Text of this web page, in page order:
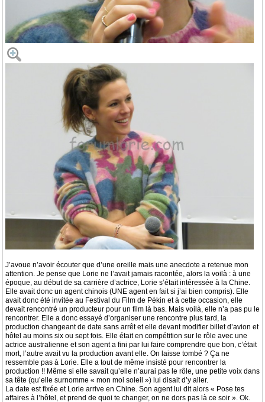
J’avoue n’avoir écouter que d’une oreille mais une anecdote a retenue mon
attention. Je pense que Lorie ne l’avait jamais racontée, alors la voilà : à une
époque, au début de sa carrière d’actrice, Lorie s’était intéressée à la Chine.
Elle avait donc un agent chinois (UNE agent en fait si j’ai bien compris). Elle
avait donc été invitée au Festival du Film de Pékin et à cette occasion, elle
devait rencontré un producteur pour un film là bas. Mais voilà, elle n’a pas pu le
rencontrer. Elle a donc essayé d’organiser une rencontre plus tard, la
production changeant de date sans arrêt et elle devant modifier billet d’avion et
hôtel au moins six ou sept fois. Elle était en compétition sur le rôle avec une
actrice australienne et son agent a fini par lui faire comprendre que bon, c’était
mort, l’autre avait vu la production avant elle. On laisse tombé ? Ça ne
ressemble pas à Lorie. Elle a tout de même insisté pour rencontrer la
production !! Même si elle savait qu’elle n’aurai pas le rôle, une petite voix dans
sa tête (qu’elle surnomme « mon moi soleil ») lui disait d’y aller.
La date est fixée et Lorie arrive en Chine. Son agent lui dit alors « Pose tes
affaires à l’hôtel, et prend de quoi te changer, on ne dors pas là ce soir ». Ok.